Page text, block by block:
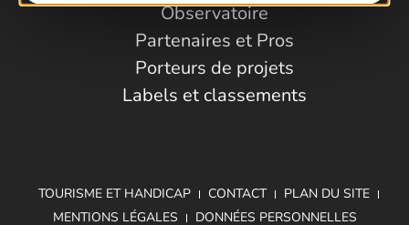
Observatoire
Partenaires et Pros
Porteurs de projets
Labels et classements
TOURISME ET HANDICAP CONTACT
PLAN DU SITE
MENTIONS LÉGALES
DONNÉES PERSONNELLES